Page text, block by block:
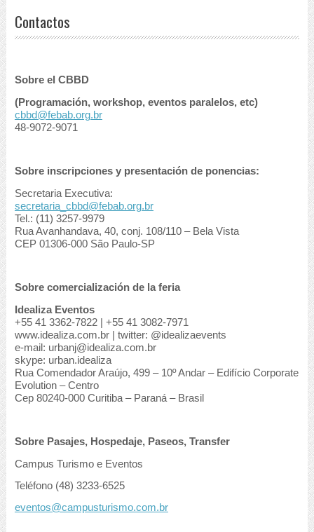
Contactos
Sobre el CBBD
(Programación, workshop, eventos paralelos, etc)
cbbd@febab.org.br
48-9072-9071
Sobre inscripciones y presentación de ponencias:
Secretaria Executiva:
secretaria_cbbd@febab.org.br
Tel.: (11) 3257-9979
Rua Avanhandava, 40, conj. 108/110 – Bela Vista
CEP 01306-000 São Paulo-SP
Sobre comercialización de la feria
Idealiza Eventos
+55 41 3362-7822 | +55 41 3082-7971
www.idealiza.com.br | twitter: @idealizaevents
e-mail: urbanj@idealiza.com.br
skype: urban.idealiza
Rua Comendador Araújo, 499 – 10º Andar – Edifício Corporate
Evolution – Centro
Cep 80240-000 Curitiba – Paraná – Brasil
Sobre Pasajes, Hospedaje, Paseos, Transfer
Campus Turismo e Eventos
Teléfono (48) 3233-6525
eventos@campusturismo.com.br